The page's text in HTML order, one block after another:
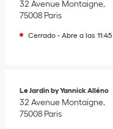
32 Avenue Montaigne
75008 Paris
Cerrado - Abre a las 11:45
Le Jardin by Yannick Alléno
32 Avenue Montaigne
75008 Paris